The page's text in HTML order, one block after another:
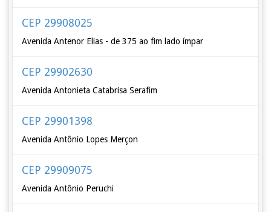
CEP 29908025
Avenida Antenor Elias - de 375 ao fim lado ímpar
CEP 29902630
Avenida Antonieta Catabrisa Serafim
CEP 29901398
Avenida Antônio Lopes Merçon
CEP 29909075
Avenida Antônio Peruchi